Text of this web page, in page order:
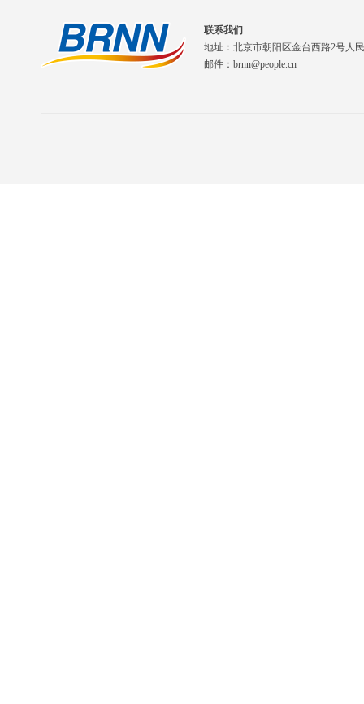
联系我们
地址：北京市朝阳区金台西路2号人
邮件：brnn@people.cn